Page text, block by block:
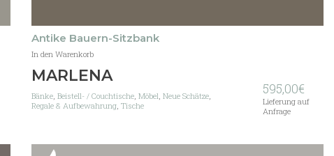
Antike Bauern-Sitzbank
In den Warenkorb
MARLENA
Bänke, Beistell- / Couchtische, Möbel Neue Schätze,
Regale & Aufbewahrung, Tische
595,00€
Lieferung auf
Anfrage